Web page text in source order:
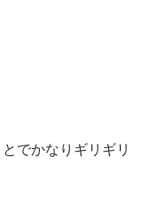
でかなりギリギリ